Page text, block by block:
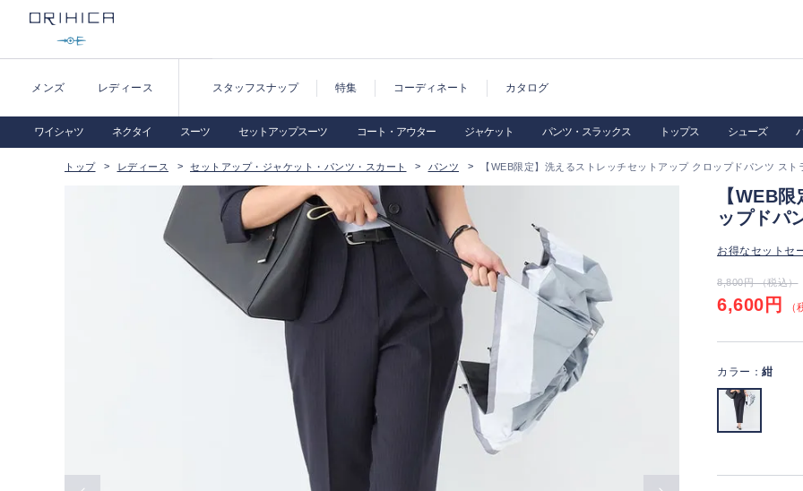
メンズ レディース スタッフスナップ 特集 コーディネート カタログ
ワイシャツ ネクタイ スーツ セットアップスーツ コート・アウター ジャケット パンツ・スラックス トップス シューズ
トップ レディース セットアップ・ジャケット・パンツ・スカート パンツ 【WEB限定】洗えるストレッチセットアップ クロップドパンツ スト
【WEB
ップドパ
お得なセットセ
8,800円 （税込）
6,600円 （
カラー： 紺